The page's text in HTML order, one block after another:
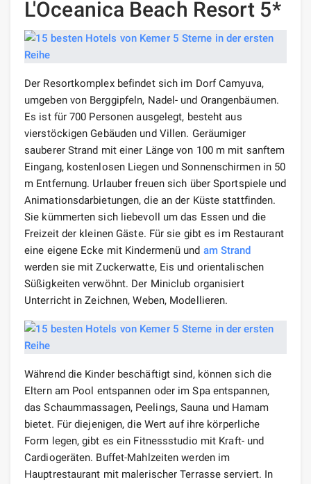
L'Oceanica Beach Resort 5*
Der Resortkomplex befindet sich im Dorf Camyuva,
umgeben von Berggipfeln, Nadel- und Orangenbäumen.
Es ist für 700 Personen ausgelegt, besteht aus
vierstöckigen Gebäuden und Villen. Geräumiger
sauberer Strand mit einer Länge von 100 m mit sanftem
Eingang, kostenlosen Liegen und Sonnenschirmen in 50
m Entfernung. Urlauber freuen sich über Sportspiele und
Animationsdarbietungen, die an der Küste stattfinden.
Sie kümmerten sich liebevoll um das Essen und die
Freizeit der kleinen Gäste. Für sie gibt es im Restaurant
eine eigene Ecke mit Kindermenü und am Strand
werden sie mit Zuckerwatte, Eis und orientalischen
Süßigkeiten verwöhnt. Der Miniclub organisiert
Unterricht in Zeichnen, Weben, Modellieren.
Während die Kinder beschäftigt sind, können sich die
Eltern am Pool entspannen oder im Spa entspannen,
das Schaummassagen, Peelings, Sauna und Hamam
bietet. Für diejenigen, die Wert auf ihre körperliche
Form legen, gibt es ein Fitnessstudio mit Kraft- und
Cardiogeräten. Buffet-Mahlzeiten werden im
Hauptrestaurant mit malerischer Terrasse serviert. In